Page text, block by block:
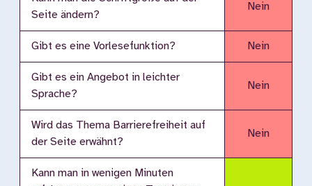
Seite ändern?
Nein
Gibt es eine Vorlesefunktion? Nein
Gibt es ein Angebot in leichter
Sprache?
Nein
Wird das Thema Barrierefreiheit auf
der Seite erwähnt?
Nein
Kann man in wenigen Minuten